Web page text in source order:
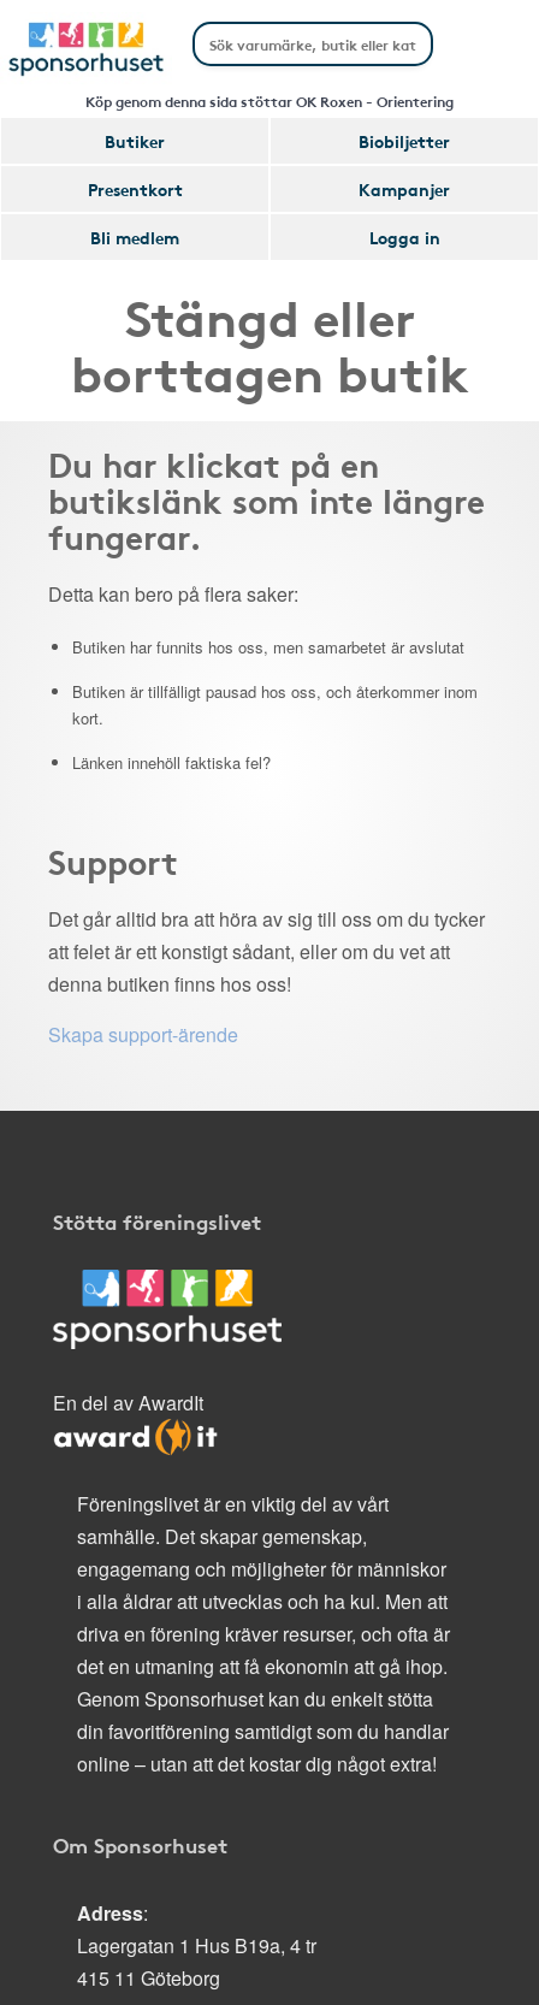
Köp genom denna sida stöttar OK Roxen - Orientering
Butiker
Biobiljetter
Presentkort
Kampanjer
Bli medlem
Logga in
Stängd eller
borttagen butik
Du har klickat på en
butikslänk som inte längre
fungerar.
Detta kan bero på flera saker:
Butiken har funnits hos oss, men samarbetet är avslutat
Butiken är tillfälligt pausad hos oss, och återkommer inom
kort.
Länken innehöll faktiska fel?
Support
Det går alltid bra att höra av sig till oss om du tycker
att felet är ett konstigt sådant, eller om du vet att
denna butiken finns hos oss!
Skapa support-ärende
Stötta föreningslivet
En del av AwardIt
Föreningslivet är en viktig del av vårt
samhälle. Det skapar gemenskap,
engagemang och möjligheter för människor
i alla åldrar att utvecklas och ha kul. Men att
driva en förening kräver resurser, och ofta är
det en utmaning att få ekonomin att gå ihop.
Genom Sponsorhuset kan du enkelt stötta
din favoritförening samtidigt som du handlar
online – utan att det kostar dig något extra!
Om Sponsorhuset
Adress:
Lagergatan 1 Hus B19a, 4 tr
415 11 Göteborg